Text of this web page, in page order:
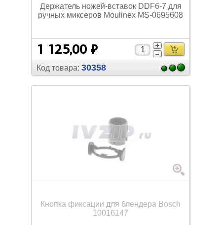
Держатель ножей-вставок DDF6-7 для
ручных миксеров Moulinex MS-0695608
1 125,00 ₽
Код товара: 30358
Кнопка фиксации для блендера Bosch
10016147